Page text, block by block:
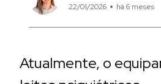
22/01/2026 há 6 meses
Atualmente, o